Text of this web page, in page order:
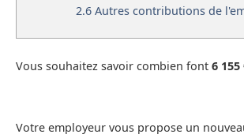
2.6 Autres contributions de
Vous souhaitez savoir combien font 6
Votre employeur vous propose un